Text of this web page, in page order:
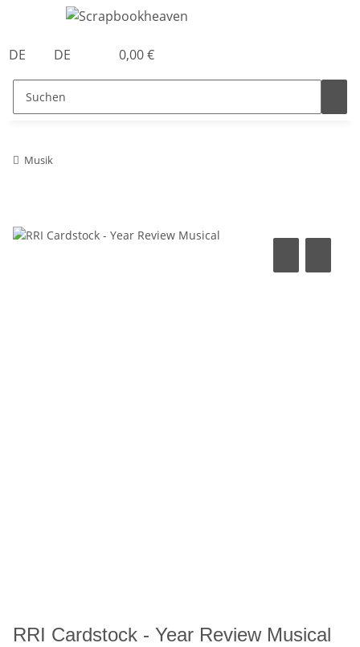
DE DE 0,00 €
Musik
RRI Cardstock - Year Review Musical